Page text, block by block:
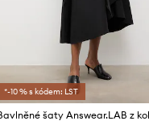
*-10 % s kódem: LST